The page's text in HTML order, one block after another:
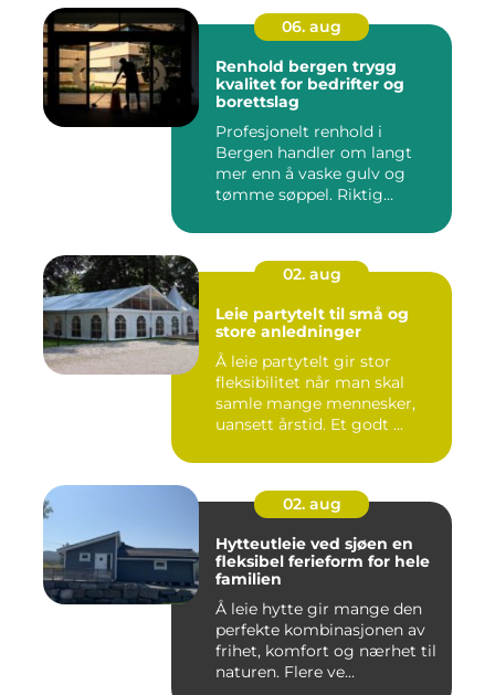
06. aug
Renhold bergen trygg
kvalitet for bedrifter og
borettslag
Profesjonelt renhold i
Bergen handler om langt
mer enn å vaske gulv og
tømme søppel. Riktig
02. aug
Leie partytelt til små og
store anledninger
Å leie partytelt gir stor
fleksibilitet når man skal
samle mange mennesker,
uansett årstid. Et godt ...
02. aug
Hytteutleie ved sjøen en
fleksibel ferieform for hele
familien
Å leie hytte gir mange den
perfekte kombinasjonen av
frihet, komfort og nærhet til
naturen. Flere ve...